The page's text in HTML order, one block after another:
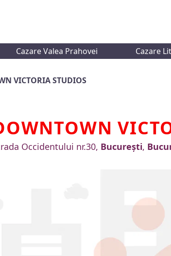
Cazare Valea Prahovei Cazare
VICTORIA STUDIOS
Occidentului nr.30, București,